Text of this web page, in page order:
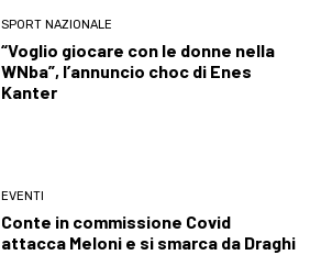
SPORT NAZIONALE
“Voglio giocare con le donne nella
WNba”, l’annuncio choc di Enes
Kanter
EVENTI
Conte in commissione Covid
attacca Meloni e si smarca da Draghi